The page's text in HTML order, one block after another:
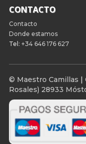
CONTACTO
Contacto
Donde estamos
Tel: +34 646 176 627
© Maestro Camillas
Rosales) 28933